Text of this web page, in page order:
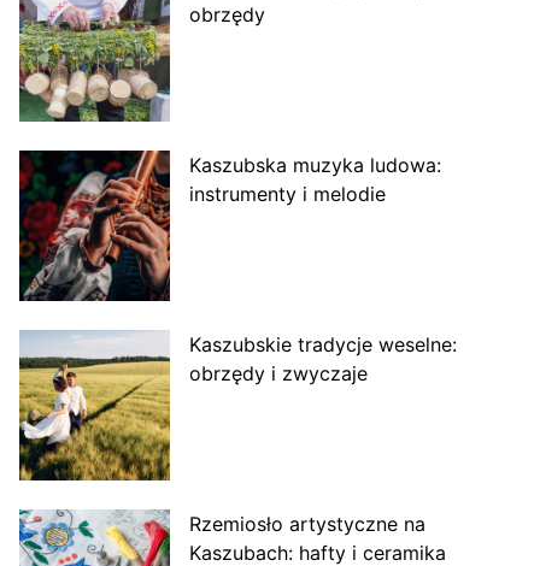
obrzędy
Kaszubska muzyka ludowa:
instrumenty i melodie
Kaszubskie tradycje weselne:
obrzędy i zwyczaje
Rzemiosło artystyczne na
Kaszubach: hafty i ceramika